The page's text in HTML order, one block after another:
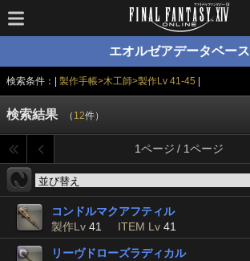
エオルゼアデータベース
検索条件：| 製作手帳>木工師>製作Lv 41-45
検索結果 （ 12件）
1ページ / 1ページ
コンドルマクアフティル
製作Lv 41 ITEM Lv 41
リーヴドローズラディカル